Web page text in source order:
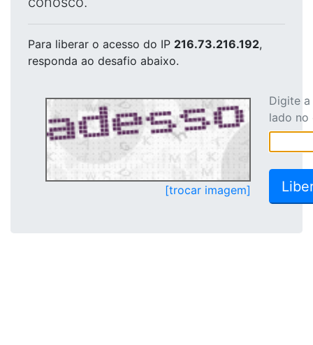
Para liberar o acesso do IP 216.73.216.192,
responda ao desafio abaixo.
[trocar imagem]
Digite
lado no